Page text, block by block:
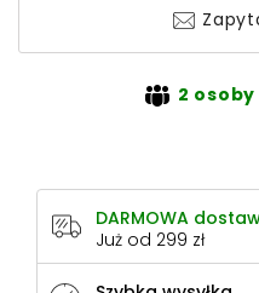
2 osoby
DARMOWA
Już od 299 zł